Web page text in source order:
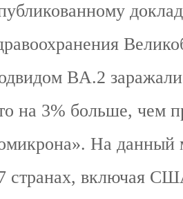
BA.2
на 3% больше, чем
На данный
странах, включая